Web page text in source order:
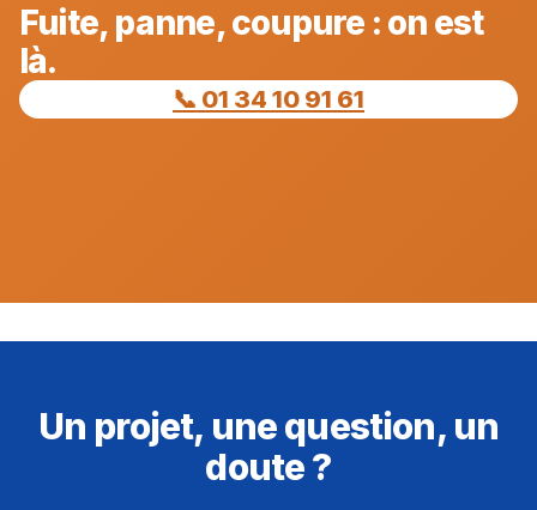
Fuite, panne, coupure : on est
là.
📞 01 34 10 91 61
Un projet, une question, un
doute ?